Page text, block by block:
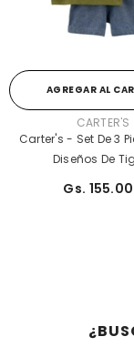
AGREGAR AL
CARTER'S
Carter's - Set De 3
Diseños De
Gs.